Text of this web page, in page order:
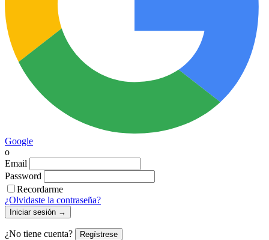
Google
o
Email
Password
Recordarme
¿Olvidaste la contraseña?
Iniciar sesión →
¿No tiene cuenta? Regístrese